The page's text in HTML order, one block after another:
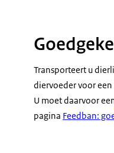
Transporteert u
diervoeder voor
U moet daarvoor
pagina Feedban: